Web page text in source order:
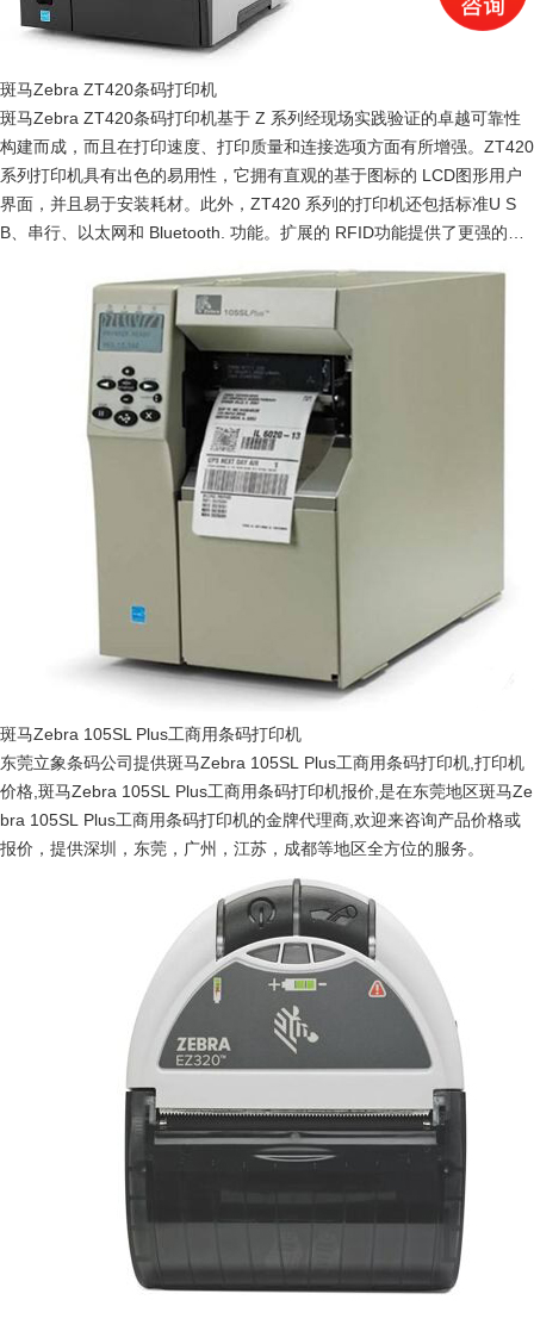
斑马Zebra ZT420条码打印机
斑马Zebra ZT420条码打印机基于 Z 系列经现场实践验证的卓越可靠性
构建而成，而且在打印速度、打印质量和连接选项方面有所增强。ZT420
系列打印机具有出色的易用性，它拥有直观的基于图标的 LCD图形用户
界面，并且易于安装耗材。此外，ZT420 系列的打印机还包括标准U S
B、串行、以太网和 Bluetooth. 功能。扩展的 RFID功能提供了更强的追
斑马Zebra 105SL Plus工商用条码打印机
东莞立象条码公司提供斑马Zebra 105SL Plus工商用条码打印机,打印机
价格,斑马Zebra 105SL Plus工商用条码打印机报价,是在东莞地区斑马Ze
bra 105SL Plus工商用条码打印机的金牌代理商,欢迎来咨询产品价格或
报价，提供深圳，东莞，广州，江苏，成都等地区全方位的服务。